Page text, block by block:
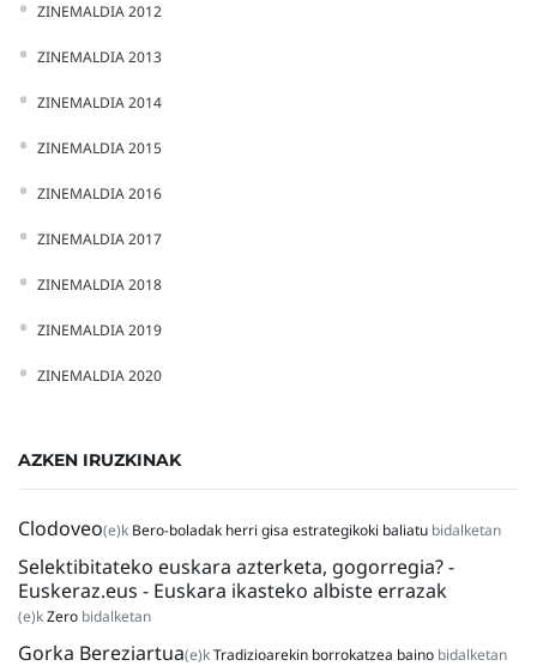
ZINEMALDIA 2012
ZINEMALDIA 2013
ZINEMALDIA 2014
ZINEMALDIA 2015
ZINEMALDIA 2016
ZINEMALDIA 2017
ZINEMALDIA 2018
ZINEMALDIA 2019
ZINEMALDIA 2020
AZKEN IRUZKINAK
Clodoveo(e)k Bero-boladak herri gisa estrategikoki baliatu bidalketan
Selektibitateko euskara azterketa, gogorregia? -
Euskeraz.eus - Euskara ikasteko albiste errazak
(e)kZero bidalketan
Gorka Bereziartua(e)kTradizioarekin borrokatzea baino bidalketan